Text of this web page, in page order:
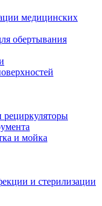
медицинских
обертывания
рециркуляторы
и мойка
и стерилизации